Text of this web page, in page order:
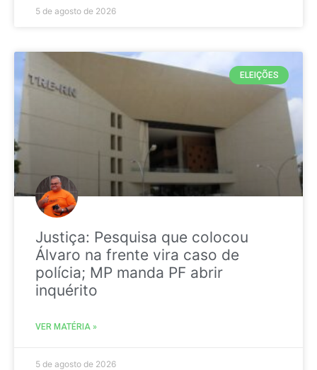
5 de agosto de 2026
ELEIÇÕES
Justiça: Pesquisa que colocou
Álvaro na frente vira caso de
polícia; MP manda PF abrir
inquérito
VER MATÉRIA »
5 de agosto de 2026